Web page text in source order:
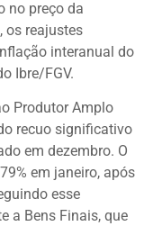
no preço da
os reajustes
interanual do
Ibre/FGV.
Produtor Amplo
recuo significativo
em dezembro. O
em janeiro, após
esse
a Bens Finais, que